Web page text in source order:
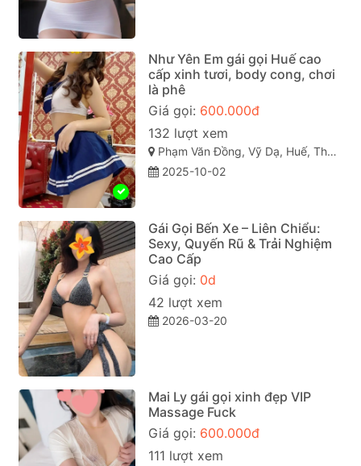
Như Yên Em gái gọi Huế cao
cấp xinh tươi, body cong, chơi
là phê
Giá gọi: 600.000đ
132 lượt xem
Phạm Văn Đồng, Vỹ Dạ, Huế, Thừa Thiên Huế
2025-10-02
Gái Gọi Bến Xe – Liên Chiểu:
Sexy, Quyến Rũ & Trải Nghiệm
Cao Cấp
Giá gọi: 0d
42 lượt xem
2026-03-20
Mai Ly gái gọi xinh đẹp VIP
Massage Fuck
Giá gọi: 600.000đ
111 lượt xem